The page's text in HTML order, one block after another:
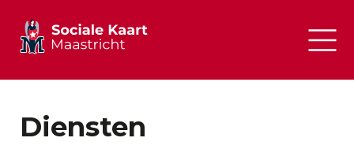
Diensten